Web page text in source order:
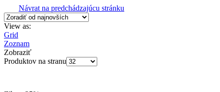
Návrat na predchádzajúcu stránku
View as:
Grid
Zoznam
Zobraziť
Produktov na stranu